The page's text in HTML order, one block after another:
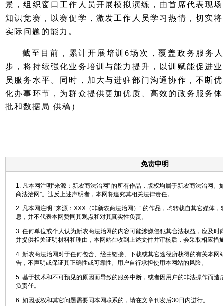
景，组织窗口工作人员开展模拟演练，由首席代表现
知识竞赛，以赛促学，激发工作人员学习热情，切实
实际问题的能力。
截至目前，累计开展培训6场次，覆盖政务服务
步，将持续强化业务培训与能力提升，以训赋能促进
员服务水平。同时，加大与进驻部门沟通协作，不断
化办事环节，为群众提供更加优质、高效的政务服务
批和数据局 供稿）
免责申明
1. 凡本网注明“来源：新农商法治网” 的所有作品，版权均属于新农商法治网。
商法治网”。违反上述声明者，本网将追究其相关法律责任。
2. 凡本网注明 “来源：XXX（非新农商法治网）” 的作品，均转载自其它媒体
息，并不代表本网赞同其观点和对其真实性负责。
3. 任何单位或个人认为新农商法治网的内容可能涉嫌侵犯其合法权益，应及时
并提供相关证明材料和理由，本网站在收到上述文件并审核后，会采取相应措
4. 新农商法治网对于任何包含、经由链接、下载或其它途径所获得的有关本网
告，不声明或保证其正确性或可靠性。用户自行承担使用本网站的风险。
5. 基于技术和不可预见的原因而导致的服务中断，或者因用户的非法操作而造
负责任。
6. 如因版权和其它问题需要同本网联系的，请在文章刊发后30日内进行。